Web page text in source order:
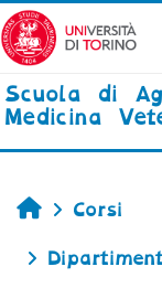
Vai al
Scuola di
Medicina
Home
Corsi